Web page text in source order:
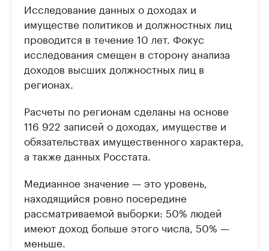
Исследование данных о доходах и
имуществе политиков и должностных лиц
проводится в течение 10 лет. Фокус
исследования смещен в сторону анализа
доходов высших должностных лиц в
регионах.
Расчеты по регионам сделаны на основе
116 922 записей о доходах, имуществе и
обязательствах имущественного характера,
а также данных Росстата.
Медианное значение — это уровень,
находящийся ровно посередине
рассматриваемой выборки: 50% людей
имеют доход больше этого числа, 50% —
меньше.